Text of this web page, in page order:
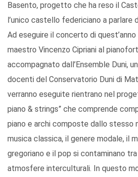
Basento, progetto che ha reso il
l’unico castello federiciano a parlare
Ad eseguire il concerto di
maestro Vincenzo Cipriani al
accompagnato dall’Ensemble Duni,
docenti del Conservatorio Duni di
verranno eseguite rientrano nel
piano & strings” che comprende
piano e archi composte dallo stesso
musica classica, il genere modale, il
gregoriano e il pop si contaminano
atmosfere interculturali. In questo